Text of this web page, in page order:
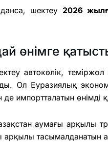
шектеу 2026
өнімге
автокөлік, теміржол
Ол Еуразиялық
импортталатын өнімді
аумағы арқылы
арқылы тасымалданатын